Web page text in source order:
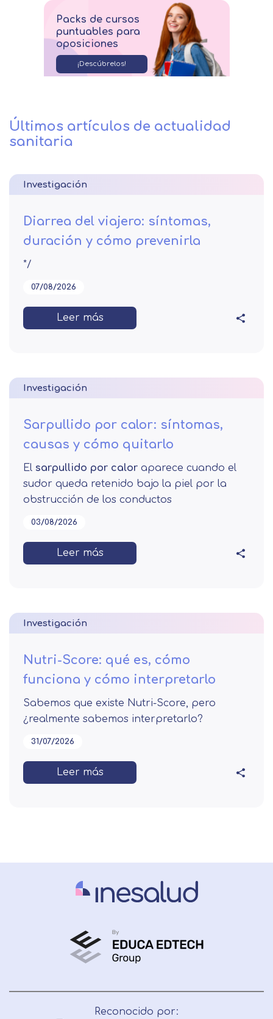
Packs de cursos
puntuables para
oposiciones
¡Descúbrelos!
Últimos artículos de actualidad
sanitaria
Investigación
Diarrea del viajero: síntomas,
duración y cómo prevenirla
*/
07/08/2026
Leer más
Investigación
Sarpullido por calor: síntomas,
causas y cómo quitarlo
El sarpullido por calor aparece cuando el
sudor queda retenido bajo la piel por la
obstrucción de los conductos
03/08/2026
Leer más
Investigación
Nutri-Score: qué es, cómo
funciona y cómo interpretarlo
Sabemos que existe Nutri-Score, pero
¿realmente sabemos interpretarlo?
31/07/2026
Leer más
Reconocido por: